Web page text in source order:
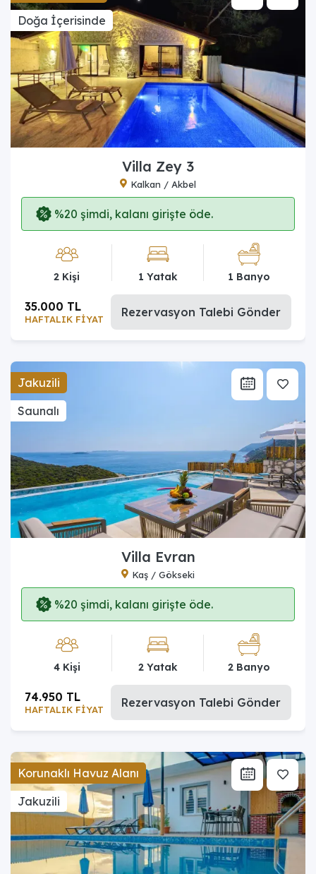
Doğa İçerisinde
Villa Zey 3
Kalkan / Akbel
%20 şimdi, kalanı girişte öde.
2 Kişi 1 Yatak 1 Banyo
HAFTALIK FİYAT
35.000 TL Rezervasyon Talebi Gönder
Jakuzili
Saunalı
Villa Evran
Kaş / Gökseki
%20 şimdi, kalanı girişte öde.
4 Kişi 2 Yatak 2 Banyo
HAFTALIK FİYAT
74.950 TL Rezervasyon Talebi Gönder
Korunaklı Havuz Alanı
Jakuzili